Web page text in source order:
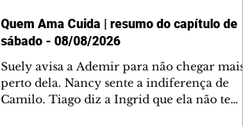
Quem Ama Cuida | resumo do capítulo de
sábado - 08/08/2026
Suely avisa a Ademir para não chegar mais
perto dela. Nancy sente a indiferença de
Camilo. Tiago diz a Ingrid que ela não tem